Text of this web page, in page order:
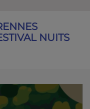
NUITS